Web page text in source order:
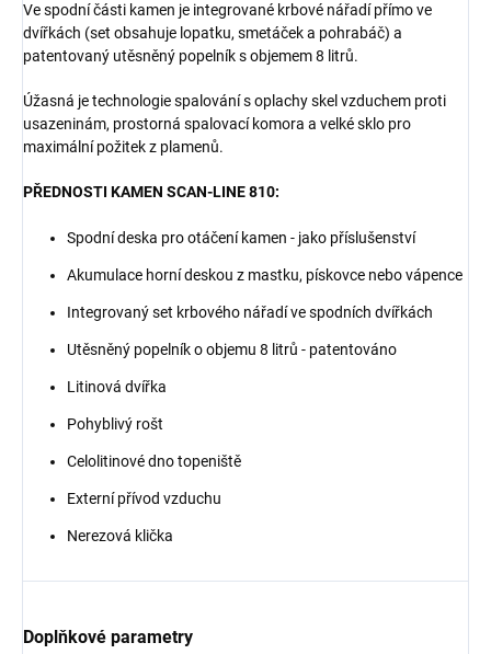
Ve spodní části kamen je integrované krbové nářadí přímo ve
dvířkách (set obsahuje lopatku, smetáček a pohrabáč) a
patentovaný utěsněný popelník s objemem 8 litrů.
Úžasná je technologie spalování s oplachy skel vzduchem proti
usazeninám, prostorná spalovací komora a velké sklo pro
maximální požitek z plamenů.
PŘEDNOSTI KAMEN SCAN-LINE 810:
Spodní deska pro otáčení kamen - jako příslušenství
Akumulace horní deskou z mastku, pískovce nebo vápence
Integrovaný set krbového nářadí ve spodních dvířkách
Utěsněný popelník o objemu 8 litrů - patentováno
Litinová dvířka
Pohyblivý rošt
Celolitinové dno topeniště
Externí přívod vzduchu
Nerezová klička
Doplňkové parametry